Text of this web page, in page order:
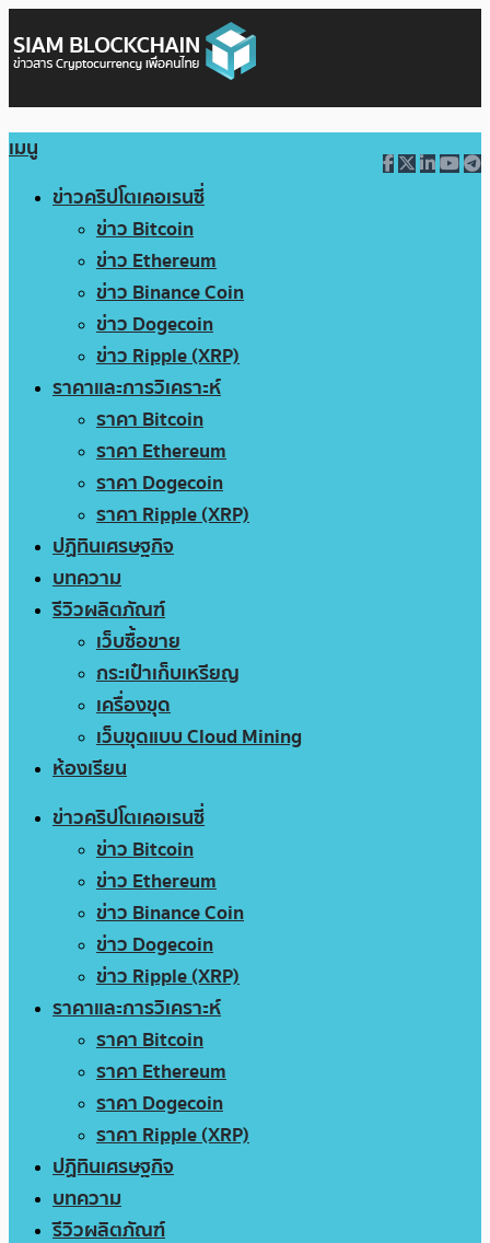
เมนู
ข่าวคริปโตเคอเรนซี่
ข่าว Bitcoin
ข่าว Ethereum
ข่าว Binance Coin
ข่าว Dogecoin
ข่าว Ripple (XRP)
ราคาและการวิเคราะห์
ราคา Bitcoin
ราคา Ethereum
ราคา Dogecoin
ราคา Ripple (XRP)
ปฏิทินเศรษฐกิจ
บทความ
รีวิวผลิตภัณฑ์
เว็บซื้อขาย
กระเป๋าเก็บเหรียญ
เครื่องขุด
เว็บขุดแบบ Cloud Mining
ห้องเรียน
ข่าวคริปโตเคอเรนซี่
ข่าว Bitcoin
ข่าว Ethereum
ข่าว Binance Coin
ข่าว Dogecoin
ข่าว Ripple (XRP)
ราคาและการวิเคราะห์
ราคา Bitcoin
ราคา Ethereum
ราคา Dogecoin
ราคา Ripple (XRP)
ปฏิทินเศรษฐกิจ
บทความ
รีวิวผลิตภัณฑ์